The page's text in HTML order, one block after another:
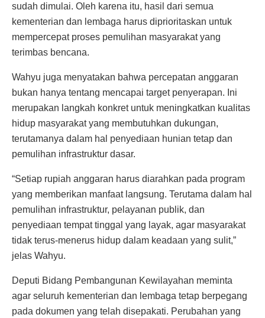
sudah dimulai. Oleh karena itu, hasil dari semua
kementerian dan lembaga harus diprioritaskan untuk
mempercepat proses pemulihan masyarakat yang
terimbas bencana.
Wahyu juga menyatakan bahwa percepatan anggaran
bukan hanya tentang mencapai target penyerapan. Ini
merupakan langkah konkret untuk meningkatkan kualitas
hidup masyarakat yang membutuhkan dukungan,
terutamanya dalam hal penyediaan hunian tetap dan
pemulihan infrastruktur dasar.
“Setiap rupiah anggaran harus diarahkan pada program
yang memberikan manfaat langsung. Terutama dalam hal
pemulihan infrastruktur, pelayanan publik, dan
penyediaan tempat tinggal yang layak, agar masyarakat
tidak terus-menerus hidup dalam keadaan yang sulit,”
jelas Wahyu.
Deputi Bidang Pembangunan Kewilayahan meminta
agar seluruh kementerian dan lembaga tetap berpegang
pada dokumen yang telah disepakati. Perubahan yang